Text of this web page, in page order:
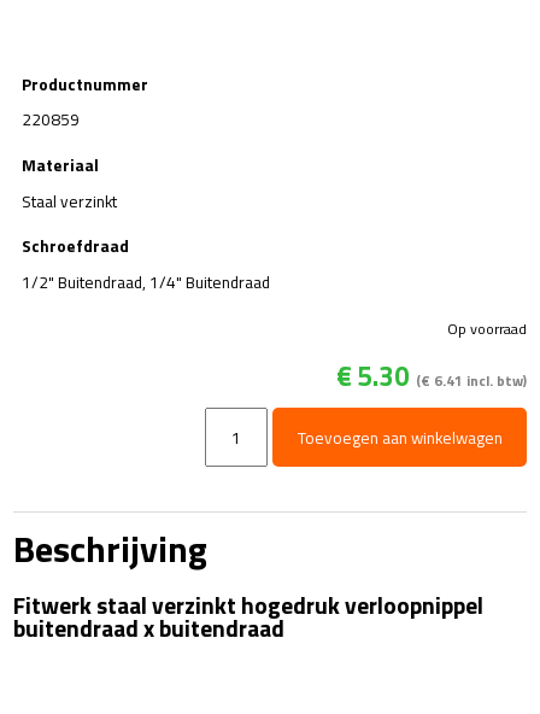
Productnummer
220859
Materiaal
Staal verzinkt
Schroefdraad
1/2" Buitendraad, 1/4" Buitendraad
€5.30 (€ 6.41 incl. btw)
Op voorraad
Verloopnippel
staal
x
aantal
Toevoegen aan winkelwagen
Beschrijving
Fitwerk staal verzinkt hogedruk verloopnippel
buitendraad x buitendraad